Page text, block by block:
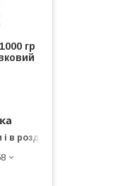
гр
в роздріб